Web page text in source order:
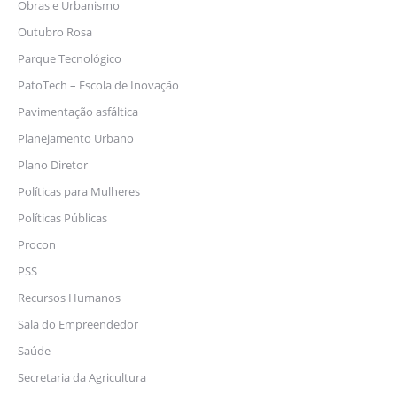
Obras e Urbanismo
Outubro Rosa
Parque Tecnológico
PatoTech – Escola de Inovação
Pavimentação asfáltica
Planejamento Urbano
Plano Diretor
Políticas para Mulheres
Políticas Públicas
Procon
PSS
Recursos Humanos
Sala do Empreendedor
Saúde
Secretaria da Agricultura